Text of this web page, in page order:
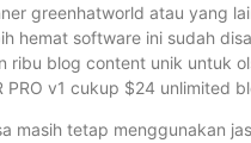
greenhatworld atau yang
hemat software ini sudah
blog content unik untuk
PRO v1 cukup $24 unlimited
masih tetap menggunakan